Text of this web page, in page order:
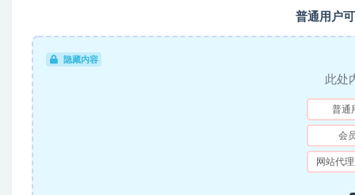
普通用户
隐藏内容
此处
普通
会
网站代